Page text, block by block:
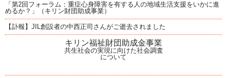
「第2回フォーラム：重症心身障害を有する人の地域生活支援をいかに進
めるか？」（キリン財団助成事業）
【訃報】JIL創設者の中西正司さんがご逝去されました
キリン福祉財団助成金事業
共生社会の実現に向けた社会調査
について